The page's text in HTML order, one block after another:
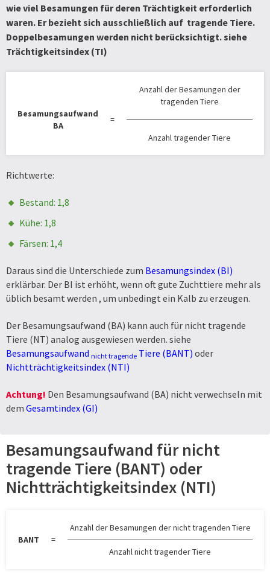
wie viel Besamungen für deren Trächtigkeit erforderlich
waren. Er bezieht sich ausschließlich auf tragende Tiere.
Doppelbesamungen werden nicht berücksichtigt. siehe
Trächtigkeitsindex (TI)
Anzahl der Besamungen der
tragenden Tiere
Besamungsaufwand
BA
=
Anzahl tragender Tiere
Richtwerte:
Bestand: 1,8
Kühe: 1,8
Färsen: 1,4
Daraus sind die Unterschiede zum Besamungsindex (BI)
erklärbar. Der BI ist erhöht, wenn oft gute Zuchttiere mehr als
üblich besamt werden , um unbedingt ein Kalb zu erzeugen.
Der Besamungsaufwand (BA) kann auch für nicht tragende
Tiere (NT) analog ausgewiesen werden. siehe
Besamungsaufwand nicht tragende Tiere (BANT) oder
Nichtträchtigkeitsindex (NTI)
Achtung! Den Besamungsaufwand (BA) nicht verwechseln mit
dem Gesamtindex (GI)
Besamungsaufwand für nicht
tragende Tiere (BANT) oder
Nichtträchtigkeitsindex (NTI)
Anzahl der Besamungen der nicht tragenden Tiere
BANT
=
Anzahl nicht tragender Tiere